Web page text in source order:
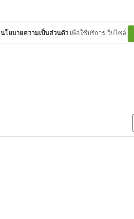
นโยบายความเป็นส่วนตัว เพื่อใช้บริการเว็บไซต์